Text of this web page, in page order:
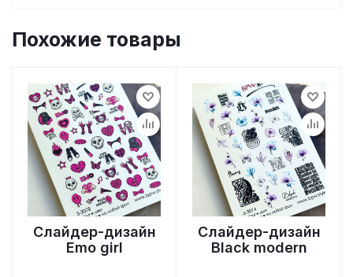
Похожие товары
Слайдер-дизайн
Emo girl
Слайдер-дизайн
Black modern